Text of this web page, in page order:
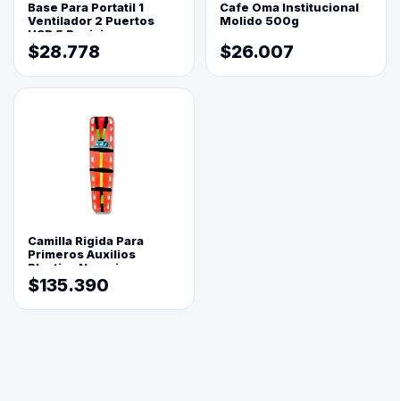
Base Para Portatil 1
Ventilador 2 Puertos
USB 5 Posiciones
$28.778
Cafe Oma Institucional
Molido 500g
$26.007
Camilla Rigida Para
Primeros Auxilios
Plastica Naranja
$135.390